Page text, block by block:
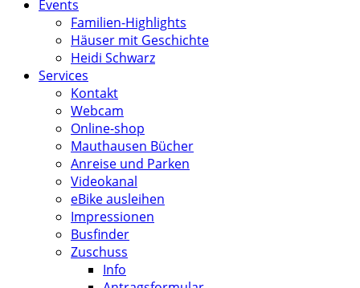
Events
Familien-Highlights
Häuser mit Geschichte
Heidi Schwarz
Services
Kontakt
Webcam
Online-shop
Mauthausen Bücher
Anreise und Parken
Videokanal
eBike ausleihen
Impressionen
Busfinder
Zuschuss
Info